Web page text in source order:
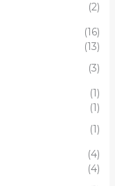
(2)
(16)
(13)
(3)
(1)
(1)
(1)
(4)
(4)